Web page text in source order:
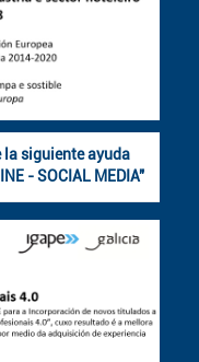
la siguiente ayuda
- SOCIAL MEDIA"